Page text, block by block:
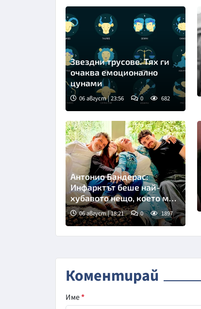
Снимка: Freepik
Звездни трусове. Тях ги
очаква емоционално
цунами
06 август | 23:56 0 682
Снимка: Инстаграм
Антонио Бандерас:
Инфарктът беше най-
хубавото нещо, което ми
се случи
06 август | 18:21 0 1897
Коментирай
Име*